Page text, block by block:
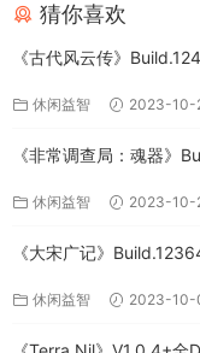
猜你喜欢
《古代风云传》
休闲益智 2023-10-
《非常调查局：魂器》
休闲益智 2023-10-
《大宋广记》
休闲益智 2023-10-